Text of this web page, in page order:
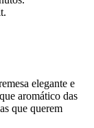
elegante e
aromático das
que querem